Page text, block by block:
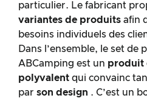
particulier. Le fabricant
variantes de produits afin
besoins individuels des
Dans l’ensemble, le set de
ABCamping est un produit
polyvalent qui convainc
par son design . C’est un